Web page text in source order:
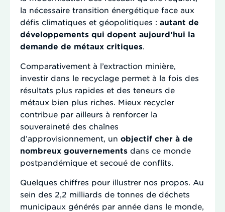
la nécessaire transition énergétique face aux
défis climatiques et géopolitiques : autant de
développements qui dopent aujourd’hui la
demande de métaux critiques
Comparativement à l’extraction minière,
investir dans le recyclage permet à la fois des
résultats plus rapides et des teneurs de
métaux bien plus riches. Mieux recycler
contribue par ailleurs à renforcer la
souveraineté des chaînes
d’approvisionnement, un objectif cher à de
nombreux gouvernements dans ce monde
postpandémique et secoué de conflits.
Quelques chiffres pour illustrer nos propos. Au
sein des 2,2 milliards de tonnes de déchets
municipaux générés par année dans le monde,